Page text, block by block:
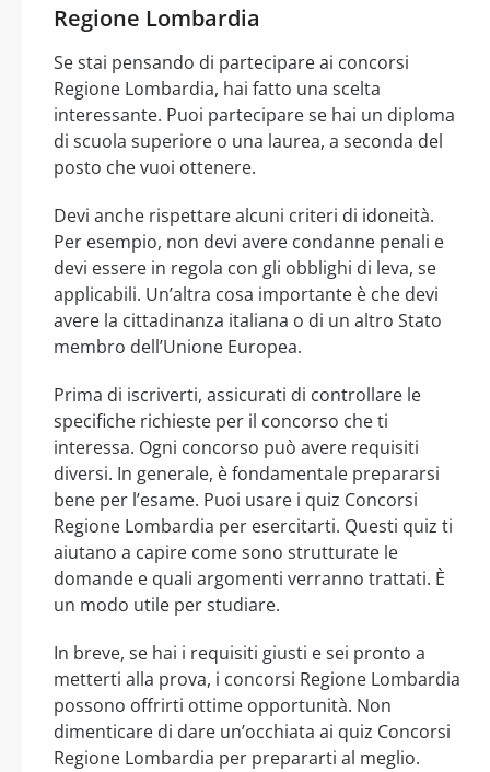
Regione Lombardia
Se stai pensando di partecipare ai concorsi
Regione Lombardia, hai fatto una scelta
interessante. Puoi partecipare se hai un diploma
di scuola superiore o una laurea, a seconda del
posto che vuoi ottenere.
Devi anche rispettare alcuni criteri di idoneità.
Per esempio, non devi avere condanne penali e
devi essere in regola con gli obblighi di leva, se
applicabili. Un’altra cosa importante è che devi
avere la cittadinanza italiana o di un altro Stato
membro dell’Unione Europea.
Prima di iscriverti, assicurati di controllare le
specifiche richieste per il concorso che ti
interessa. Ogni concorso può avere requisiti
diversi. In generale, è fondamentale prepararsi
bene per l’esame. Puoi usare i quiz Concorsi
Regione Lombardia per esercitarti. Questi quiz ti
aiutano a capire come sono strutturate le
domande e quali argomenti verranno trattati. È
un modo utile per studiare.
In breve, se hai i requisiti giusti e sei pronto a
metterti alla prova, i concorsi Regione Lombardia
possono offrirti ottime opportunità. Non
dimenticare di dare un’occhiata ai quiz Concorsi
Regione Lombardia per prepararti al meglio.